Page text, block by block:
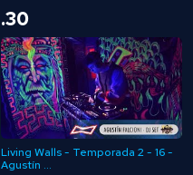
.30
Living Walls - Temporada 2 - 16 -
Agustín ...